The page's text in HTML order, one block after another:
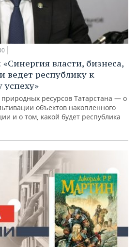
власти, бизнеса,
ведет республику к
успеху»
ресурсов Татарстана — о
объектов накопленного
и о том, какой будет республика